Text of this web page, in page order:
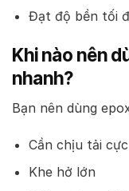
Đạt độ bền tối
Khi nào nên
nhanh?
Bạn nên dùng
Cần chịu tải
Khe hở lớn